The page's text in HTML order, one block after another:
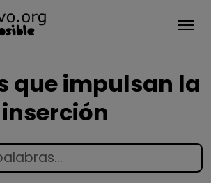
que impulsan la
inserción